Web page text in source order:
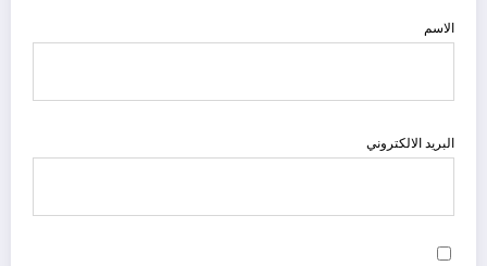
الاسم
البريد الالكتروني